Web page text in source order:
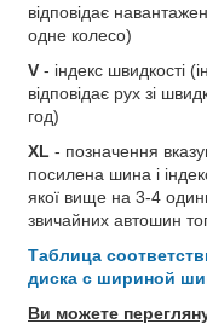
відповідає
одне колесо)
V - індекс швидкості
відповідає рух зі
год)
XL - позначення
посилена шина і
якої вище на 3-4
звичайних автошин
Таблица
диска с шириной
Ви можете